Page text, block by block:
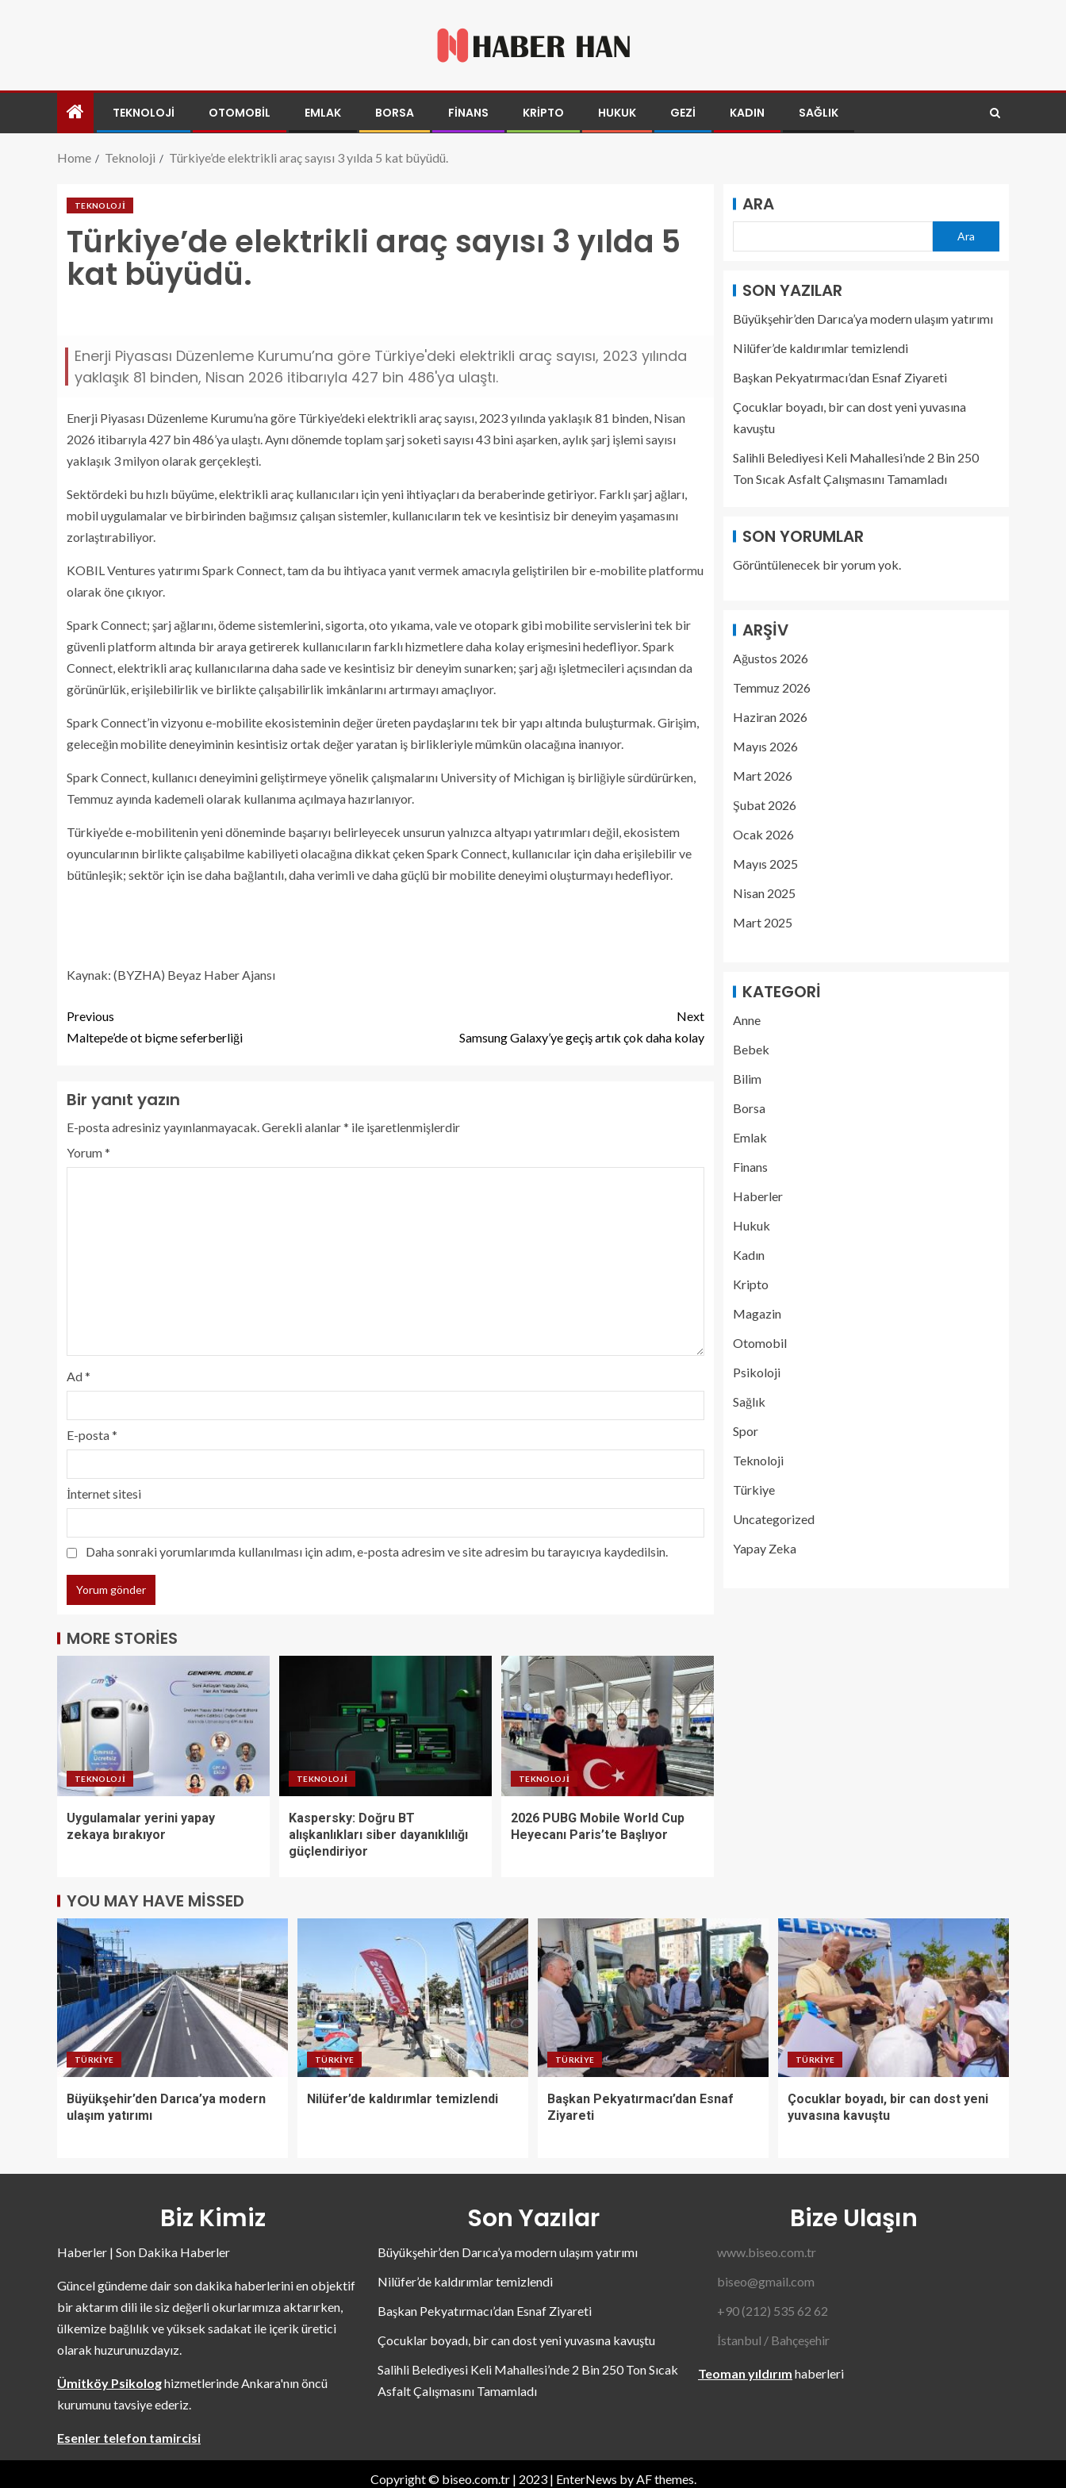
TEKNOLOJI OTOMOBIL EMLAK BORSA FINANS KRIPTO HUKUK GEZI KADIN SAĞLIK
Home Teknoloji Türkiye’de elektrikli araç sayısı 3 yılda 5 kat büyüdü.
TEKNOLOJI
Türkiye’de elektrikli araç sayısı 3 yılda 5
kat büyüdü.
Enerji Piyasası Düzenleme Kurumu’na göre Türkiye'deki elektrikli araç sayısı, 2023 yılında
yaklaşık 81 binden, Nisan 2026 itibarıyla 427 bin 486'ya ulaştı.
Enerji Piyasası Düzenleme Kurumu’na göre Türkiye’deki elektrikli araç sayısı, 2023 yılında yaklaşık 81 binden, Nisan
2026 itibarıyla 427 bin 486’ya ulaştı. Aynı dönemde toplam şarj soketi sayısı 43 bini aşarken, aylık şarj işlemi sayısı
yaklaşık 3 milyon olarak gerçekleşti.
Sektördeki bu hızlı büyüme, elektrikli araç kullanıcıları için yeni ihtiyaçları da beraberinde getiriyor. Farklı şarj ağları,
mobil uygulamalar ve birbirinden bağımsız çalışan sistemler, kullanıcıların tek ve kesintisiz bir deneyim yaşamasını
zorlaştırabiliyor.
KOBIL Ventures yatırımı Spark Connect, tam da bu ihtiyaca yanıt vermek amacıyla geliştirilen bir e-mobilite platformu
olarak öne çıkıyor.
Spark Connect; şarj ağlarını, ödeme sistemlerini, sigorta, oto yıkama, vale ve otopark gibi mobilite servislerini tek bir
güvenli platform altında bir araya getirerek kullanıcıların farklı hizmetlere daha kolay erişmesini hedefliyor. Spark
Connect, elektrikli araç kullanıcılarına daha sade ve kesintisiz bir deneyim sunarken; şarj ağı işletmecileri açısından da
görünürlük, erişilebilirlik ve birlikte çalışabilirlik imkânlarını artırmayı amaçlıyor.
Spark Connect’in vizyonu e-mobilite ekosisteminin değer üreten paydaşlarını tek bir yapı altında buluşturmak. Girişim,
geleceğin mobilite deneyiminin kesintisiz ortak değer yaratan iş birlikleriyle mümkün olacağına inanıyor.
Spark Connect, kullanıcı deneyimini geliştirmeye yönelik çalışmalarını University of Michigan iş birliğiyle sürdürürken,
Temmuz ayında kademeli olarak kullanıma açılmaya hazırlanıyor.
Türkiye’de e-mobilitenin yeni döneminde başarıyı belirleyecek unsurun yalnızca altyapı yatırımları değil, ekosistem
oyuncularının birlikte çalışabilme kabiliyeti olacağına dikkat çeken Spark Connect, kullanıcılar için daha erişilebilir ve
bütünleşik; sektör için ise daha bağlantılı, daha verimli ve daha güçlü bir mobilite deneyimi oluşturmayı hedefliyor.
Kaynak: (BYZHA) Beyaz Haber Ajansı
Previous
Maltepe’de ot biçme seferberliği
Next
Samsung Galaxy’ye geçiş artık çok daha kolay
Bir yanıt yazın
E-posta adresiniz yayınlanmayacak.Gerekli alanlar* ile işaretlenmişlerdir
Yorum*
Ad*
E-posta*
İnternet sitesi
Daha sonraki yorumlarımda kullanılması için adım, e-posta adresim ve site adresim bu tarayıcıya kaydedilsin.
MORE STORIES
TEKNOLOJI
Uygulamalar yerini yapay
zekaya bırakıyor
TEKNOLOJI
Kaspersky: Doğru BT
alışkanlıkları siber dayanıklılığı
güçlendiriyor
TEKNOLOJI
2026 PUBG Mobile World Cup
Heyecanı Paris’te Başlıyor
ARA
Ara
SON YAZILAR
Büyükşehir’den Darıca’ya modern ulaşım yatırımı
Nilüfer’de kaldırımlar temizlendi
Başkan Pekyatırmacı’dan Esnaf Ziyareti
Çocuklar boyadı, bir can dost yeni yuvasına
kavuştu
Salihli Belediyesi Keli Mahallesi’nde 2 Bin 250
Ton Sıcak Asfalt Çalışmasını Tamamladı
SON YORUMLAR
Görüntülenecek bir yorum yok.
ARŞIV
Ağustos 2026
Temmuz 2026
Haziran 2026
Mayıs 2026
Mart 2026
Şubat 2026
Ocak 2026
Mayıs 2025
Nisan 2025
Mart 2025
KATEGORI
Anne
Bebek
Bilim
Borsa
Emlak
Finans
Haberler
Hukuk
Kadın
Kripto
Magazin
Otomobil
Psikoloji
Sağlık
Spor
Teknoloji
Türkiye
Uncategorized
Yapay Zeka
YOU MAY HAVE MISSED
TÜRKIYE
Büyükşehir’den Darıca’ya modern
ulaşım yatırımı
TÜRKIYE
Nilüfer’de kaldırımlar temizlendi
TÜRKIYE
Başkan Pekyatırmacı’dan Esnaf
Ziyareti
TÜRKIYE
Çocuklar boyadı, bir can dost yeni
yuvasına kavuştu
Biz Kimiz
Haberler | Son Dakika Haberler
Güncel gündeme dair son dakika haberlerini en objektif
bir aktarım dili ile siz değerli okurlarımıza aktarırken,
ülkemize bağlılık ve yüksek sadakat ile içerik üretici
olarak huzurunuzdayız.
Ümitköy Psikologhizmetlerinde Ankara'nın öncü
kurumunu tavsiye ederiz.
Esenler telefon tamircisi
Son Yazılar
Büyükşehir’den Darıca’ya modern ulaşım yatırımı
Nilüfer’de kaldırımlar temizlendi
Başkan Pekyatırmacı’dan Esnaf Ziyareti
Çocuklar boyadı, bir can dost yeni yuvasına kavuştu
Salihli Belediyesi Keli Mahallesi’nde 2 Bin 250 Ton Sıcak
Asfalt Çalışmasını Tamamladı
Bize Ulaşın
www.biseo.com.tr
biseo@gmail.com
+90 (212) 535 62 62
İstanbul / Bahçeşehir
Teoman yıldırım haberleri
Copyright © biseo.com.tr | 2023 | EnterNews by AF themes.